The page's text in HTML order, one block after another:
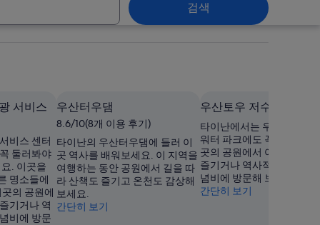
검색
서비스
비스 센터
둘러봐야
. 이곳을
명소들에
의 공원에
기거나 역
비에 방문
우산터우댐
8.6/10(8개 이용 후기)
타이난의 우산터우댐에 들러 이
곳 역사를 배워보세요. 이 지역을
여행하는 동안 공원에서 길을 따
라 산책도 즐기고 온천도 감상해
보세요.
간단히 보기
우산토우 저수지 워터
타이난에서는 우산토우 저
워터 파크에도 꼭 들러보세
곳의 공원에서 여유롭게 산
즐기거나 역사적 의미가 있
념비에 방문해 보세요.
간단히 보기